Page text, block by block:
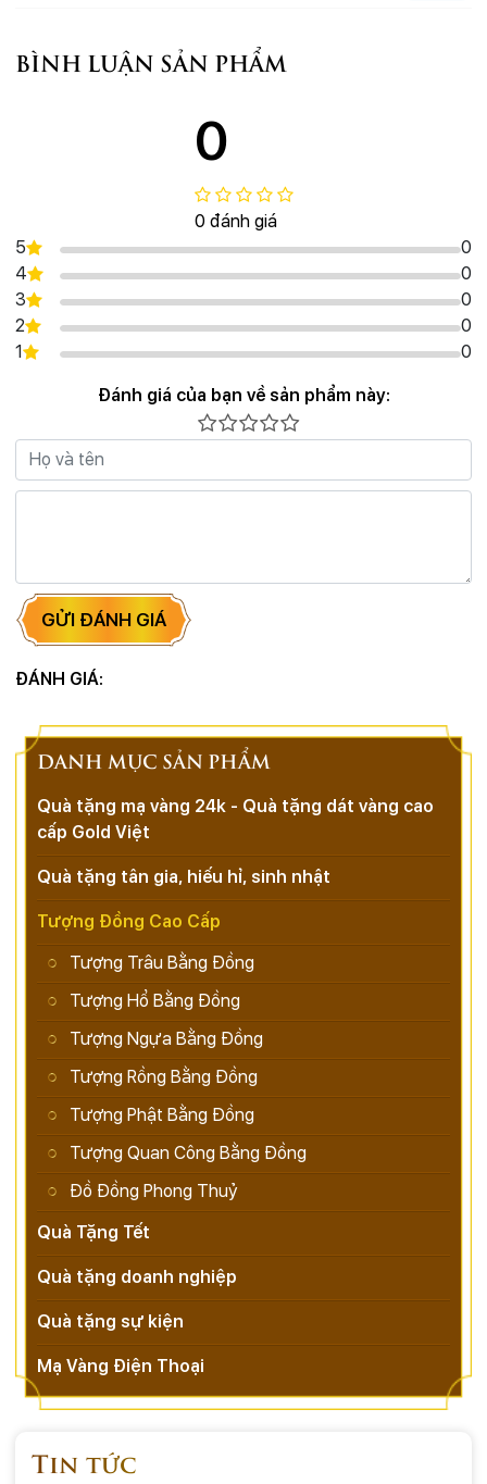
BÌNH LUẬN SẢN PHẨM
0
0 đánh giá
5
0
4
0
3
0
2
0
1
0
Đánh giá của bạn về sản phẩm này:
GỬI ĐÁNH GIÁ
ĐÁNH GIÁ:
DANH MỤC SẢN PHẨM
Quà tặng mạ vàng 24k - Quà tặng dát vàng cao
cấp Gold Việt
Quà tặng tân gia, hiếu hỉ, sinh nhật
Tượng Đồng Cao Cấp
Tượng Trâu Bằng Đồng
Tượng Hổ Bằng Đồng
Tượng Ngựa Bằng Đồng
Tượng Rồng Bằng Đồng
Tượng Phật Bằng Đồng
Tượng Quan Công Bằng Đồng
Đồ Đồng Phong Thuỷ
Quà Tặng Tết
Quà tặng doanh nghiệp
Quà tặng sự kiện
Mạ Vàng Điện Thoại
Tin tức